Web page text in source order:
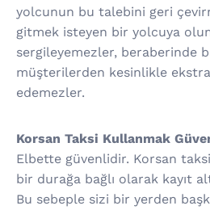
yolcunun bu talebini geri
gitmek isteyen bir yolcuya
sergileyemezler, beraberinde
müşterilerden kesinlikle
edemezler.
Korsan Taksi Kullanmak
Elbette güvenlidir. Korsan
bir durağa bağlı olarak kayıt
Bu sebeple sizi bir yerden